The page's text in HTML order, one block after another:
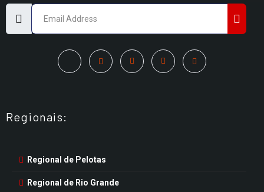
Regionais:
Regional de Pelotas
Regional de Rio Grande